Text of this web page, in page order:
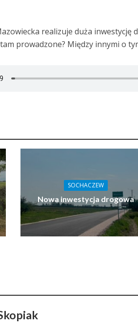
realizuje duża inwestycję
prowadzone? Między innymi o
SOCHACZEW
Nowa inwestycja drogowa